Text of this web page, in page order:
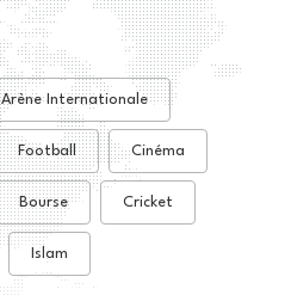
Arène Internationale
Football Cinéma
Bourse Cricket
Islam